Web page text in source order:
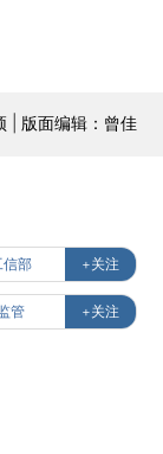
| 版面编辑：曾佳
部 +关注
管 +关注